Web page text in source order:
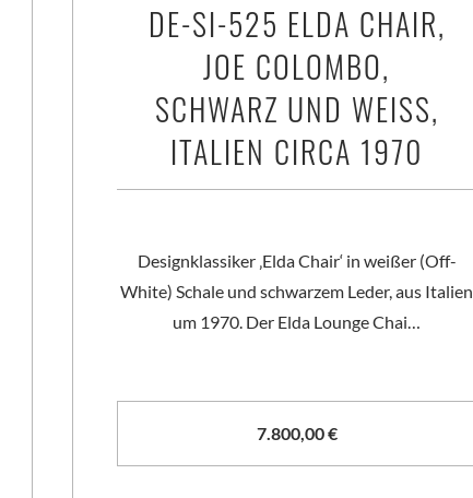
DE-SI-525 ELDA CHAIR,
JOE COLOMBO,
SCHWARZ UND WEISS, I
TALIEN CIRCA 1970
Designklassiker ‚Elda Chair‘ in weißer (Off-
White) Schale und schwarzem Leder, aus Italien
um 1970. Der Elda Lounge Chai…
7.800,00€